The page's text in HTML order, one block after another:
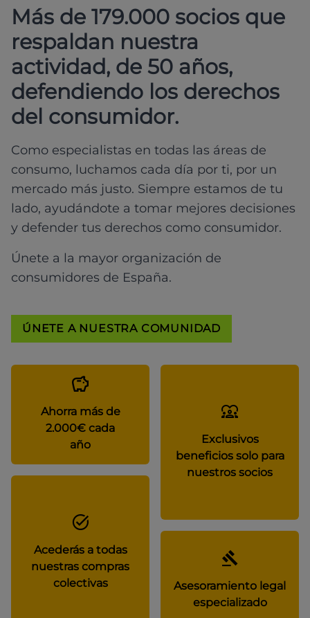
Más de 179.000 socios que
respaldan nuestra
actividad, de 50 años,
defendiendo los derechos
del consumidor.
Como especialistas en todas las áreas de
consumo, luchamos cada día por ti, por un
mercado más justo. Siempre estamos de tu
lado, ayudándote a tomar mejores decisiones
y defender tus derechos como consumidor.
Únete a la mayor organización de
consumidores de España.
ÚNETE A NUESTRA COMUNIDAD
Ahorra más de
2.000€ cada
año
Exclusivos
beneficios solo para
nuestros socios
Acederás a todas
nuestras compras
colectivas
Asesoramiento legal
especializado